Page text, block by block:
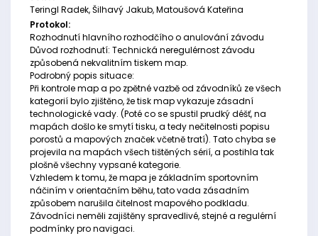
Teringl Radek, Šilhavý Jakub, Matoušová Kateřina
Protokol:
Rozhodnutí hlavního rozhodčího o anulování závodu
Důvod rozhodnutí: Technická neregulérnost závodu
způsobená nekvalitním tiskem map.
Podrobný popis situace:
Při kontrole map a po zpětné vazbě od závodníků ze všech
kategorií bylo zjištěno, že tisk map vykazuje zásadní
technologické vady. (Poté co se spustil prudký déšť, na
mapách došlo ke smytí tisku, a tedy nečitelnosti popisu
porostů a mapových značek včetně tratí). Tato chyba se
projevila na mapách všech tištěných sérií, a postihla tak
plošně všechny vypsané kategorie.
Vzhledem k tomu, že mapa je základním sportovním
náčiním v orientačním běhu, tato vada zásadním
způsobem narušila čitelnost mapového podkladu.
Závodníci neměli zajištěny spravedlivé, stejné a regulérní
podmínky pro navigaci.